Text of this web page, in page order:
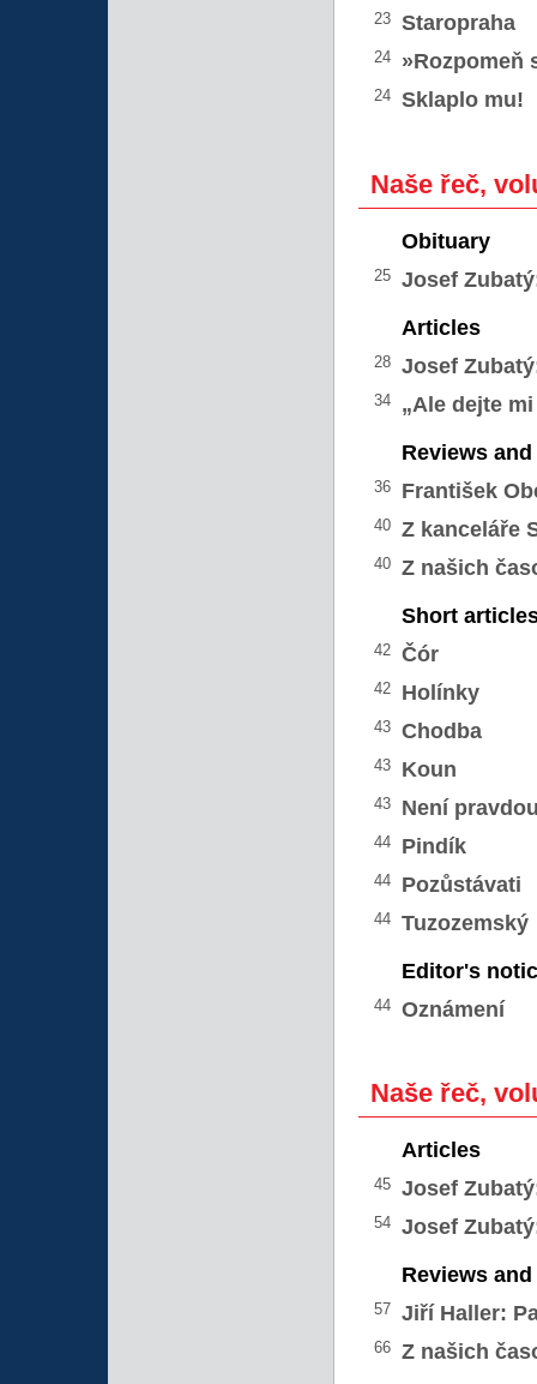
23 Staropraha
24 »Rozpomeň
24 Sklaplo mu!
Naše řeč,
Obituary
25
Josef
Articles
28 Josef
34
„Ale dejte
Reviews
36 František
40 Z kanceláře
40
Z našich
Short
42 Čór
42 Holínky
43 Chodba
43 Koun
43 Není
44 Pindík
44 Pozůstávati
44
Tuzozemský
Editor's
44 Oznámení
Naše řeč,
Articles
45 Josef
54
Josef
Reviews
57 Jiří Haller:
66
Z našich